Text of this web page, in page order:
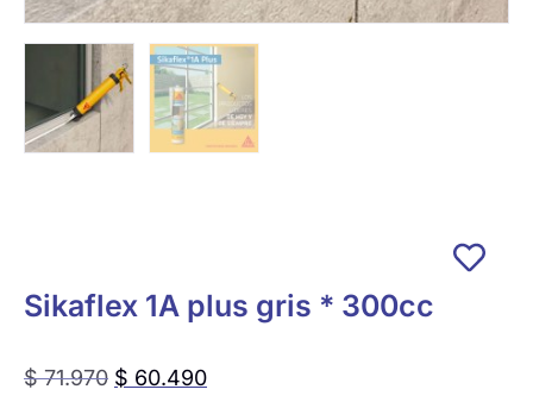
Sikaflex 1A plus gris * 300cc
$71.970 $ 60.490